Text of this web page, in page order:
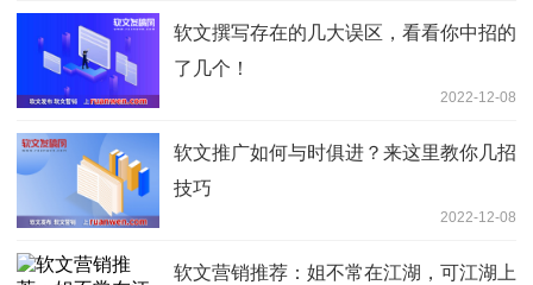
软文撰写存在的几大误区，看看你中招的
了几个！
2022-12-08
软文推广如何与时俱进？来这里教你几招
技巧
2022-12-08
软文营销推荐：姐不常在江湖，可江湖上